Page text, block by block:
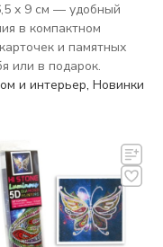
x 9 см — удобный
в компактном
и памятных
или в подарок.
и интерьер, Новинки